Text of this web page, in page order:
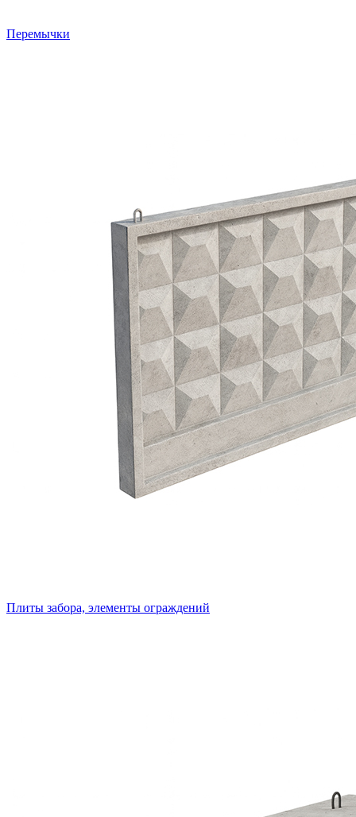
Перемычки
Плиты забора, элементы ограждений